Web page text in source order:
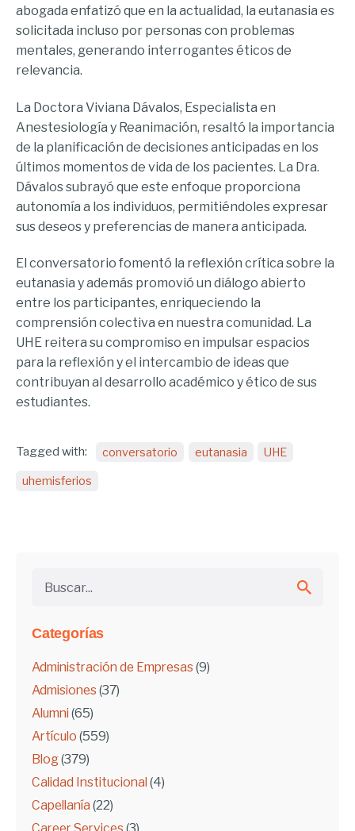
Categorías
Administración de Empresas (9)
Admisiones (37)
Alumni (65)
Artículo (559)
Blog(379)
Calidad Institucional (4)
Capellanía (22)
abogada enfatizó que en la actualidad, la eutanasia es
solicitada incluso por personas con problemas
mentales, generando interrogantes éticos de
relevancia.
La Doctora Viviana Dávalos, Especialista en
Anestesiología y Reanimación, resaltó la importancia
de la planificación de decisiones anticipadas en los
últimos momentos de vida de los pacientes. La Dra.
Dávalos subrayó que este enfoque proporciona
autonomía a los individuos, permitiéndoles expresar
sus deseos y preferencias de manera anticipada.
El conversatorio fomentó la reflexión crítica sobre la
eutanasia y además promovió un diálogo abierto
entre los participantes, enriqueciendo la
comprensión colectiva en nuestra comunidad. La
UHE reitera su compromiso en impulsar espacios
para la reflexión y el intercambio de ideas que
contribuyan al desarrollo académico y ético de sus
estudiantes.
Tagged with: conversatorio eutanasia UHE
uhemisferios